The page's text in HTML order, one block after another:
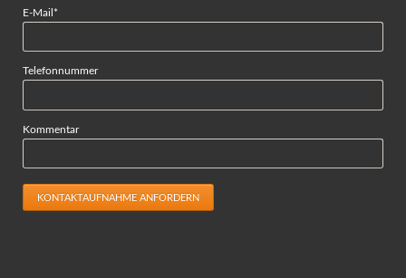
Pflichtfeld
E-Mail *
Telefonnummer
Kommentar
KONTAKTAUFNAHME ANFORDERN